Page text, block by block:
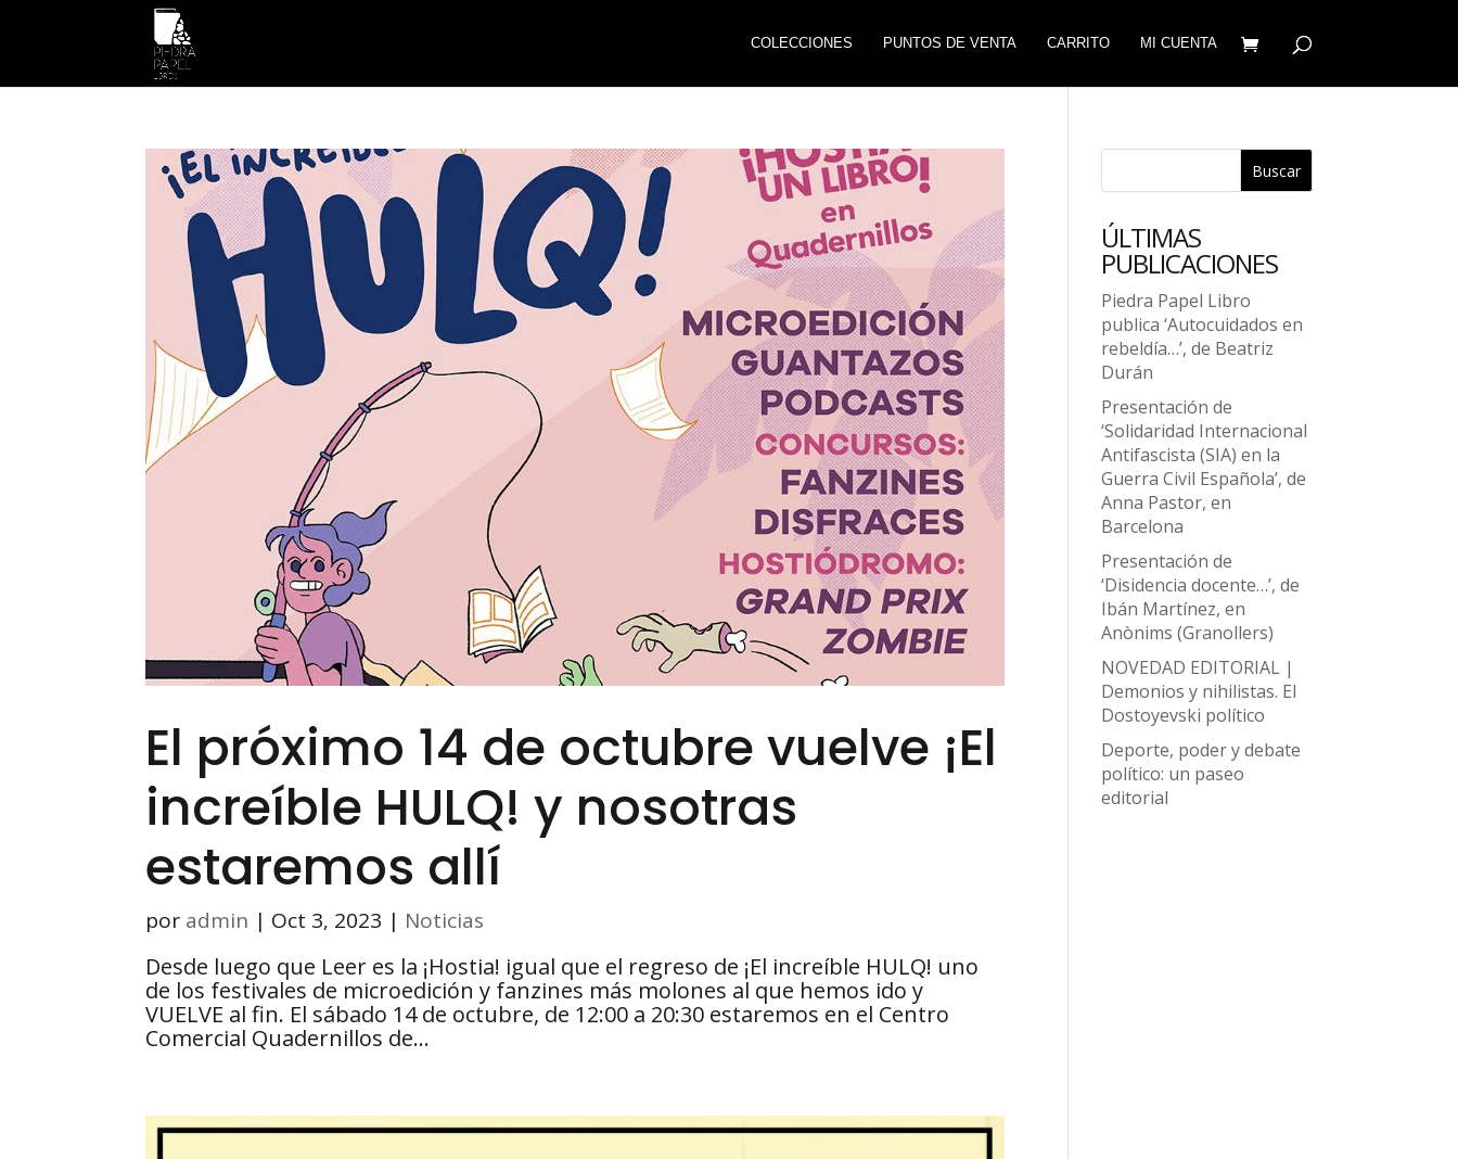
COLECCIONES PUNTOS DE VENTA CARRITO MI CUENTA
El próximo 14 de octubre vuelve ¡El
increíble HULQ! y nosotras
estaremos allí
por admin | Oct 3, 2023 | Noticias
Desde luego que Leer es la ¡Hostia! igual que el regreso de ¡El increíble HULQ! uno
de los festivales de microedición y fanzines más molones al que hemos ido y
VUELVE al fin. El sábado 14 de octubre, de 12:00 a 20:30 estaremos en el Centro
Comercial Quadernillos de...
Buscar
ÚLTIMAS
PUBLICACIONES
Piedra Papel Libro
publica ‘Autocuidados en
rebeldía…’, de Beatriz
Durán
Presentación de
‘Solidaridad Internacional
Antifascista (SIA) en la
Guerra Civil Española’, de
Anna Pastor, en
Barcelona
Presentación de
‘Disidencia docente…’, de
Ibán Martínez, en
Anònims (Granollers)
NOVEDAD EDITORIAL |
Demonios y nihilistas. El
Dostoyevski político
Deporte, poder y debate
político: un paseo
editorial